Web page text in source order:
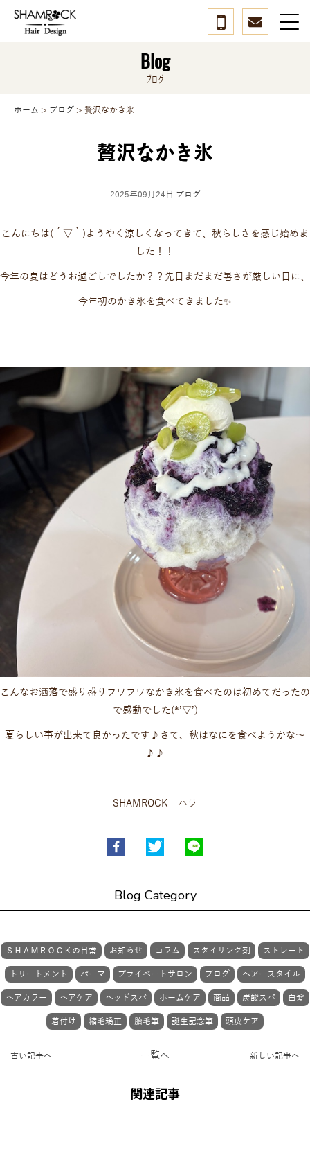
Blog
ブログ
ホーム > ブログ > 贅沢なかき氷
贅沢なかき氷
2025年09月24日 ブログ
こんにちは(´▽｀)ようやく涼しくなってきて、秋らしさを感じ始めま
した！！
今年の夏はどうお過ごしでしたか？？先日まだまだ暑さが厳しい日に、
今年初のかき氷を食べてきました✨
こんなお洒落で盛り盛りフワフワなかき氷を食べたのは初めてだったの
で感動でした(*’▽’)
夏らしい事が出来て良かったです♪さて、秋はなにを食べようかな～
♪♪
SHAMROCK ハラ
Blog Category
ＳＨＡＭＲＯＣＫの日常 お知らせ コラム スタイリング剤 ストレート
トリートメント パーマ プライベートサロン ブログ ヘアースタイル
ヘアカラー ヘアケア ヘッドスパ ホームケア 商品 炭酸スパ 白髪
着付け 縮毛矯正 胎毛筆 誕生記念筆 頭皮ケア
古い記事へ 一覧へ 新しい記事へ
関連記事